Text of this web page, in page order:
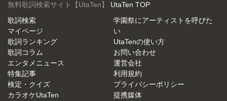
無料歌詞検索サイト【UtaTen】 UtaTen TOP
歌詞検索
マイページ
歌詞ランキング
歌詞コラム
エンタメニュース
特集記事
検定・クイズ
カラオケUtaTen
学園祭にアーティストを呼びた
い
UtaTenの使い方
お問い合わせ
運営会社
利用規約
プライバシーポリシー
提携媒体